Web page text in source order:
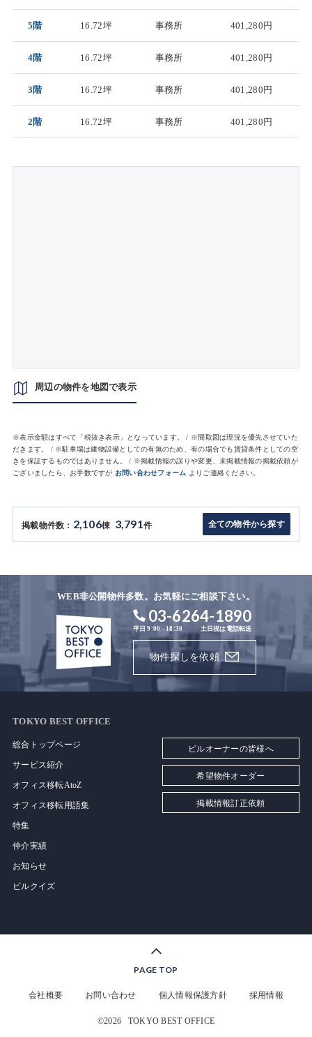
5階 16.72坪 事務所 401,280円
4階 16.72坪 事務所 401,280円
3階 16.72坪 事務所 401,280円
2階 16.72坪 事務所 401,280円
周辺の物件を地図で表示
※表示金額はすべて「税抜き表示」となっています。 / ※間取図は現況を優先させていた
だきます。 / ※駐車場は建物設備としての有無のため、有の場合でも賃貸条件としての空
きを保証するものではありません。 / ※掲載情報の誤りや変更、未掲載情報の掲載依頼が
ございましたら、お手数ですが お問い合わせフォーム よりご連絡ください。
掲載物件数： 2,106棟 3,791件 全ての物件から探す
WEB非公開物件多数。お気軽にご相談下さい。
03-6264-1890
平日 9:00 - 18:30 土日祝は電話転送
物件探しを依頼
TOKYO BEST OFFICE
総合トップページ
サービス紹介
オフィス移転AtoZ
オフィス移転用語集
特集
仲介実績
お知らせ
ビルクイズ
ビルオーナーの皆様へ
希望物件オーダー
掲載情報訂正依頼
PAGE TOP
会社概要 お問い合わせ 個人情報保護方針 採用情報
©2026 TOKYO BEST OFFICE